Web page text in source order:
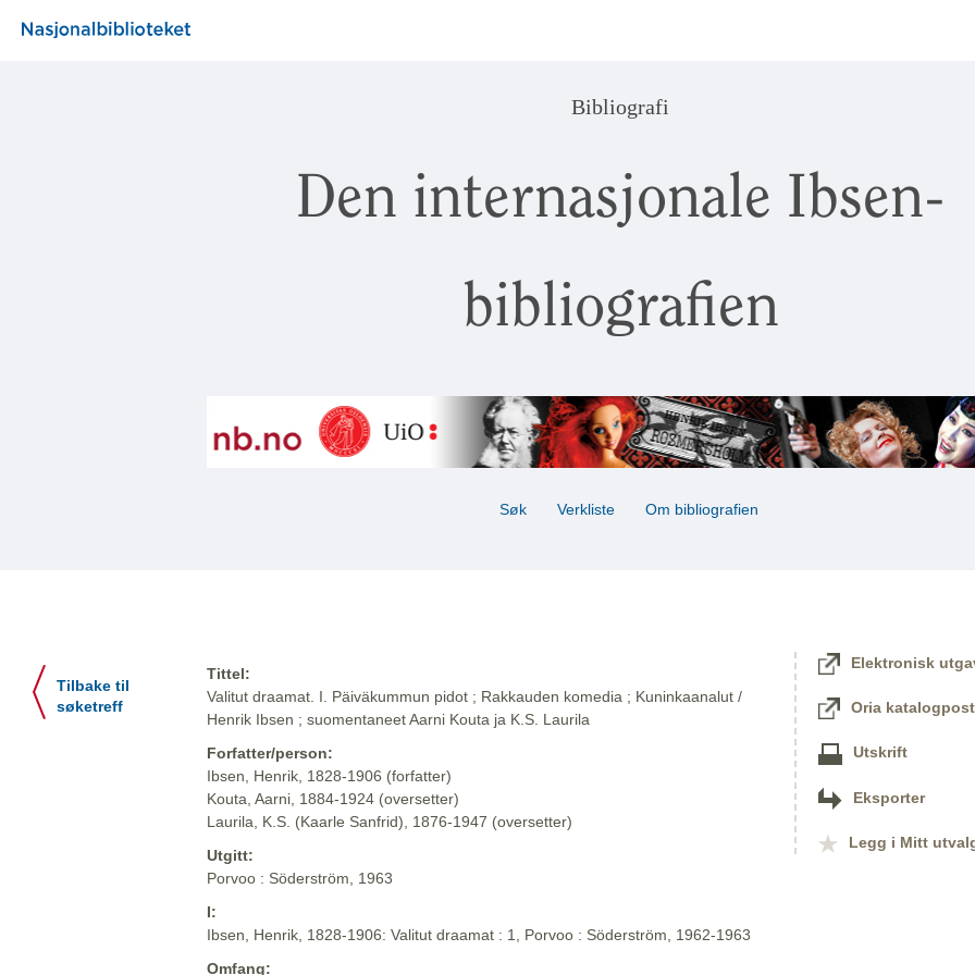
Bibliografi
Den internasjonale Ibsen-
bibliografien
Søk Verkliste Om bibliografien
Tilbake til
søketreff
Tittel:
Valitut draamat. I. Päiväkummun pidot ; Rakkauden komedia ; Kuninkaanalut /
Henrik Ibsen ; suomentaneet Aarni Kouta ja K.S. Laurila
Forfatter/person:
Ibsen, Henrik, 1828-1906 (forfatter)
Kouta, Aarni, 1884-1924 (oversetter)
Laurila, K.S. (Kaarle Sanfrid), 1876-1947 (oversetter)
Utgitt:
Porvoo : Söderström, 1963
I:
Ibsen, Henrik, 1828-1906: Valitut draamat : 1, Porvoo : Söderström, 1962-1963
Omfang:
Elektronisk
Oria katalogpost
Utskrift
Eksporter
Legg i Mitt